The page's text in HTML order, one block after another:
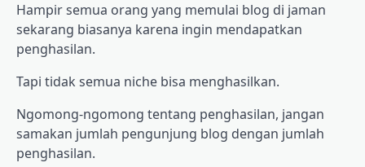
Hampir semua orang yang memulai blog di jaman
sekarang biasanya karena ingin mendapatkan
penghasilan.
Tapi tidak semua niche bisa menghasilkan.
Ngomong-ngomong tentang penghasilan, jangan
samakan jumlah pengunjung blog dengan jumlah
penghasilan.